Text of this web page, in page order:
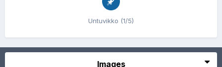
Untuvikko (1/5)
Images